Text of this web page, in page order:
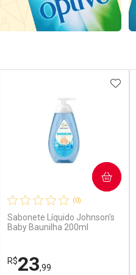
Comprar sem Desconto
Comprar sem Desconto
(0)
Sabonete Líquido Johnson's
Baby Baunilha 200ml
R$23,99
COMPRAR